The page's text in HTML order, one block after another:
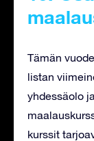
Tämän
listan
yhdessäolo
kurssit